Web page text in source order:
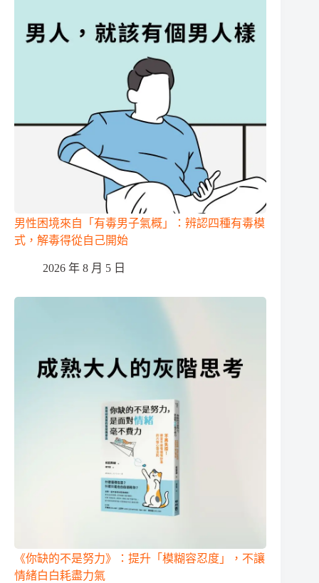
男性困境來自「有毒男子氣概」：辨認四種有毒模
式，解毒得從自己開始
2026 年 8 月 5 日
《你缺的不是努力》：提升「模糊容忍度」，不讓
情緒白白耗盡力氣